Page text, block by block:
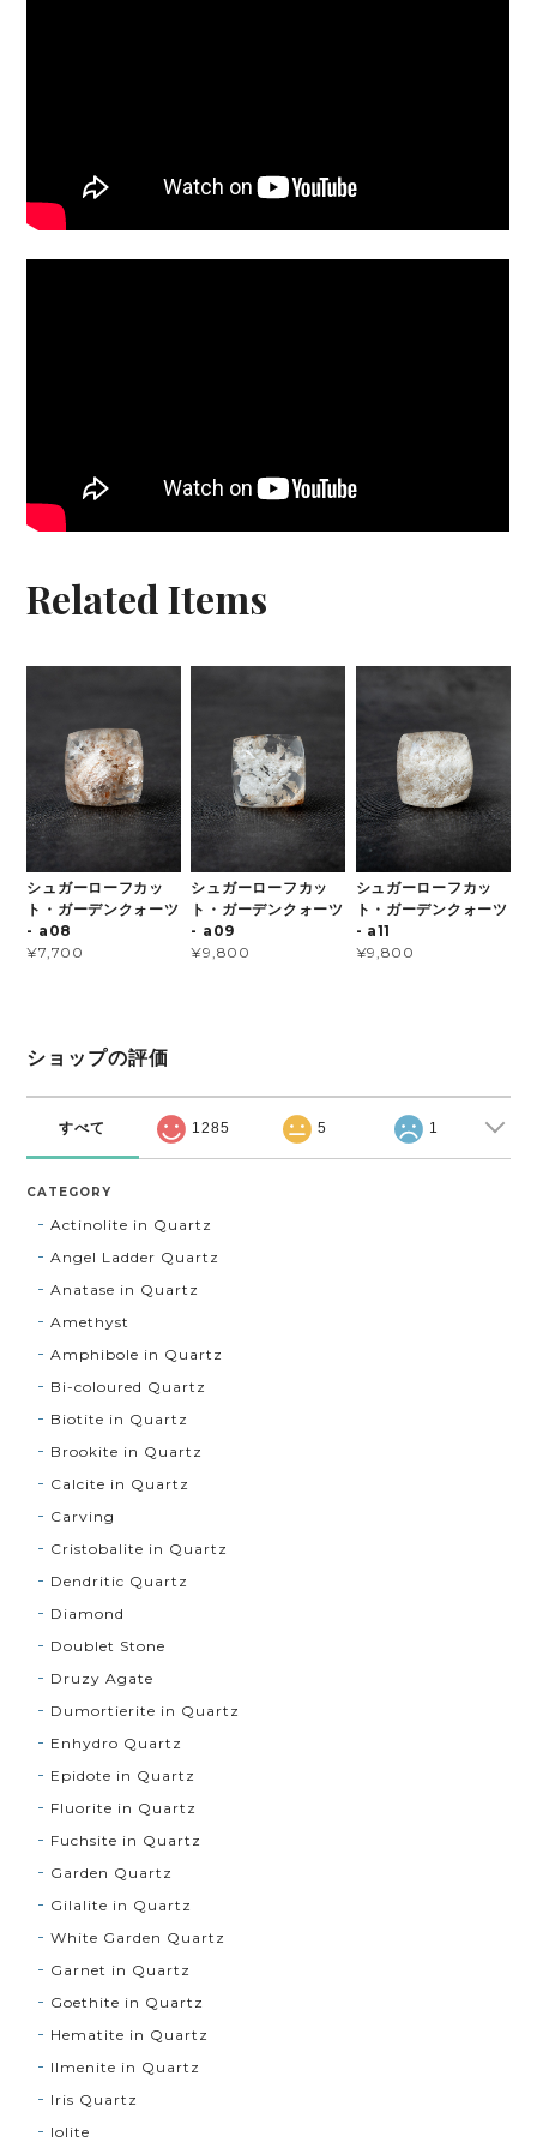
Related Items
シュガーローフカッ
ト・ガーデンクォーツ
- a08
¥7,700
シュガーローフカッ
ト・ガーデンクォーツ
- a09
¥9,800
シュガーローフカッ
ト・ガーデンクォーツ
- a11
¥9,800
ショップの評価
すべて 1285 5 1
CATEGORY
Actinolite in Quartz
Angel Ladder Quartz
Anatase in Quartz
Amethyst
Amphibole in Quartz
Bi-coloured Quartz
Biotite in Quartz
Brookite in Quartz
Calcite in Quartz
Carving
Cristobalite in Quartz
Dendritic Quartz
Diamond
Doublet Stone
Druzy Agate
Dumortierite in Quartz
Enhydro Quartz
Epidote in Quartz
Fluorite in Quartz
Fuchsite in Quartz
Garden Quartz
Gilalite in Quartz
White Garden Quartz
Garnet in Quartz
Goethite in Quartz
Hematite in Quartz
Ilmenite in Quartz
Iris Quartz
Iolite